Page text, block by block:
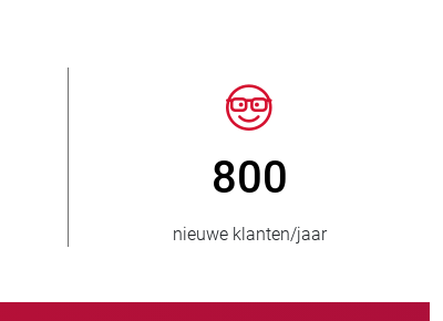
> 15.000
slangafsluiteruitvoeringen